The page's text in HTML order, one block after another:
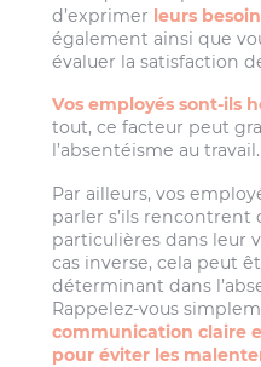
d’exprimer leurs
également ainsi que
évaluer la satisfaction
Vos employés sont-ils
tout, ce facteur peut
l’absentéisme au travail.
Par ailleurs, vos
parler s’ils rencontrent
particulières dans leur
cas inverse, cela peut
déterminant dans
Rappelez-vous
communication claire
pour éviter les